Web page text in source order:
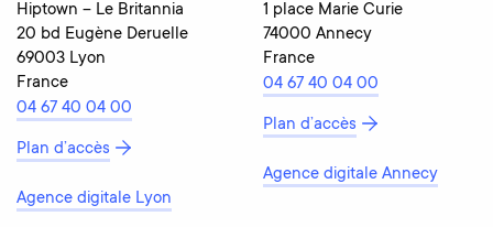
Hiptown – Le Britannia
20 bd Eugène Deruelle
69003 Lyon
France
04 67 40 04 00
Plan d’accès
Agence digitale Lyon
1 place Marie Curie
74000 Annecy
France
04 67 40 04 00
Plan d’accès
Agence digitale Annecy